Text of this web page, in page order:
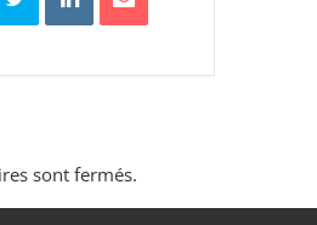
sont fermés.